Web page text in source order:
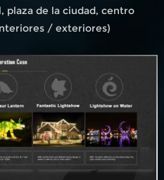
plaza de la ciudad, centro
/ exteriores)